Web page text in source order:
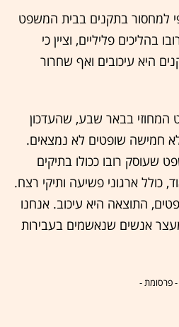
למחסור בתקנים בבית המשפט
בהליכים פליליים, וציין כי
היא עיכובים ואף שחרור
בבאר שבע, שהעדכון
חמישה שופטים לא נמצאים.
שעוסק רובו ככולו בתיקים
כולל ארגוני פשיעה ותיקי רצח.
התוצאה היא עיכוב. אנחנו
אנשים שנאשמים בעבירות
- פרסומת -